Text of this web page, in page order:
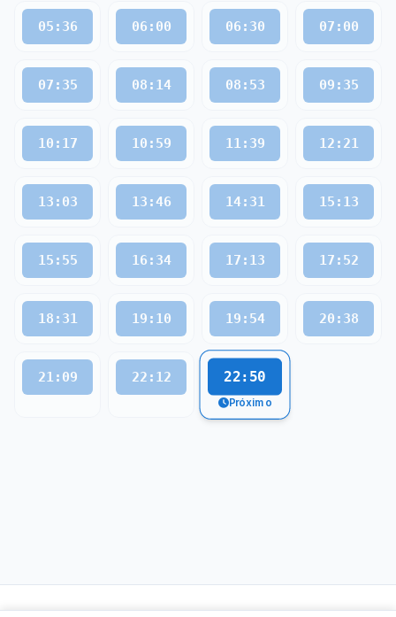
05:36 06:00 06:30 07:00
07:35 08:14 08:53 09:35
10:17 10:59 11:39 12:21
13:03 13:46 14:31 15:13
15:55 16:34 17:13 17:52
18:31 19:10 19:54 20:38
21:09 22:12 22:50
Próximo